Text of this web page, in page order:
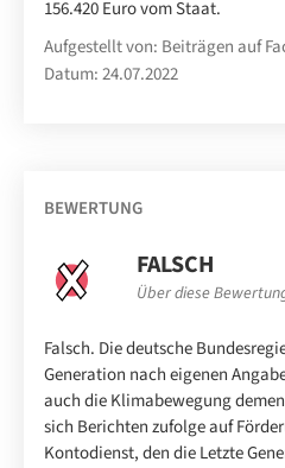
156.420 Euro vom Staat.
Aufgestellt von: Beiträgen auf
Datum: 24.07.2022
BEWERTUNG
FALSCH
Über diese
Falsch. Die deutsche
Generation nach eigenen
auch die Klimabewegung
sich Berichten zufolge auf
Kontodienst, den die Letzte